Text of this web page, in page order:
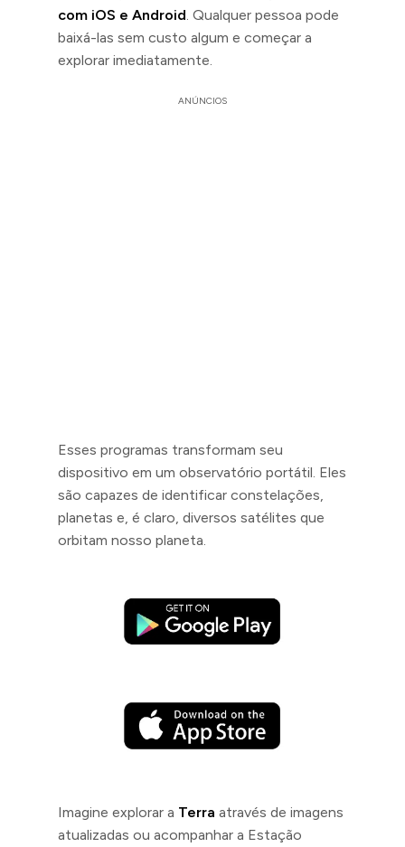
com iOS e Android. Qualquer pessoa pode
baixá-las sem custo algum e começar a
explorar imediatamente.
ANÚNCIOS
Esses programas transformam seu
dispositivo em um observatório portátil. Eles
são capazes de identificar constelações,
planetas e, é claro, diversos satélites que
orbitam nosso planeta.
Imagine explorar a Terra através de imagens
atualizadas ou acompanhar a Estação